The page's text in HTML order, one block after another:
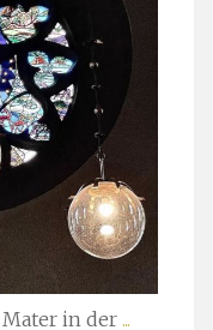
Mater in der ...